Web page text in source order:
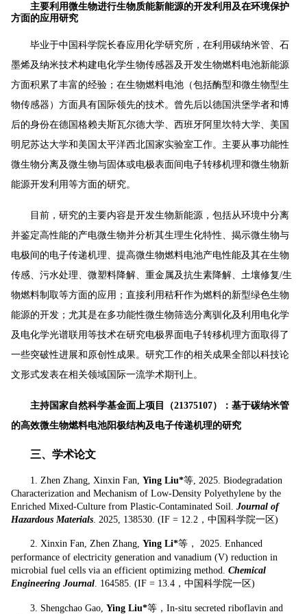
主要利用微生物进行生物质能新能源的开发利用及在环境保护
方面的应用研究
毕业于中国科学院长春应用化学研究所，在利用碳纳米管、石
墨烯及纳米技术构建电化学生物传感器及开发生物燃料电池新能源
方面积累了丰富的经验；在生物燃料电池（包括酶型和微生物型生
物传感器）方面具有国际领先的技术。曾先后以德国洪堡学者和博
后的身份在德国格赖夫斯瓦尔德大学、西班牙阿里坎特大学、美国
明尼苏达大学和美国太平洋西北国家实验室工作。主要从事功能性
微生物分离及微生物与固体或电极表面间电子转移机理和微生物新
能源开发利用等方面的研究。
目前，研究的主要内容是开发生物新能源，包括从环境中分离
并鉴定高性能的产电微生物并分析其生理生化特性、揭示微生物与
电极间的电子传递机理、提高微生物燃料电池产电性能及其在生物
传感、污水处理、微塑料降解、重金属及抗生素降解、土壤修复/生
物燃料制取等方面的应用；直接利用秸秆作为燃料的新型绿色生物
能源的开发；尤其是在多功能性微生物筛选分离驯化及利用电化学
及电化学光谱联用等技术在研究电极界面电子转移机理方面取得了
一些突破性进展和原创性成果。研究工作的相关成果全部以科技论
文形式发表在相关领域国际一流学术期刊上。
主持国家自然科学基金面上项目（21375107）：基于碳纳米管
的高效微生物燃料电池阳极结构及电子传递机理的研究
三、学术论文
1. Zhen Zhang, Xinxin Fan, Ying Liu*等, 2025. Biodegradation
Characterization and Mechanism of Low-Density Polyethylene by the
Enriched Mixed-Culture from Plastic-Contaminated Soil. Journal of
Hazardous Materials . 2025, 138530. (IF = 12.2，中国科学院一区)
2. Xinxin Fan, Zhen Zhang, Ying Li*等， 2025. Enhanced
performance of electricity generation and vanadium (V) reduction in
microbial fuel cells via an efficient optimizing method. Chemical
Engineering Journal . 164585. (IF = 13.4，中国科学院一区)
3. Shengchao Gao, Ying Liu*等，In-situ secreted riboflavin and